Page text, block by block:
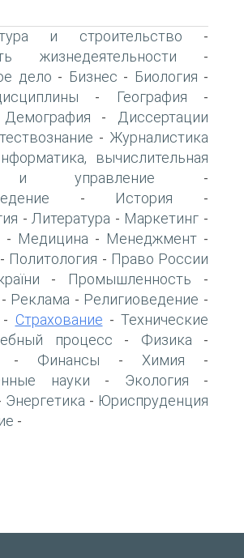
и строительство -
жизнедеятельности -
дело - Бизнес - Биология -
- География -
Демография -
Диссертации
- Журналистика
вычислительная
и управление -
- История -
- Литература - Маркетинг -
- Медицина - Менеджмент -
- Политология - Право России
- Промышленность -
- Реклама - Религиоведение -
- Страхование - Технические
процесс - Физика -
- Финансы - Химия -
науки - Экология -
Энергетика - Юриспруденция
-